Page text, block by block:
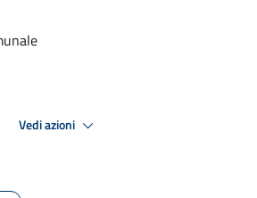
Vedi azioni